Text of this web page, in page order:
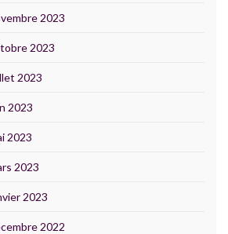
2023
2023
2023
2023
2023
2023
2023
2022